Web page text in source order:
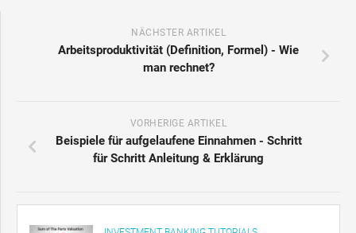
NÄCHSTER ARTIKEL
Arbeitsproduktivität (Definition, Formel) - Wie
man rechnet?
VORHERIGE ARTIKEL
Beispiele für aufgelaufene Einnahmen - Schritt
für Schritt Anleitung & Erklärung